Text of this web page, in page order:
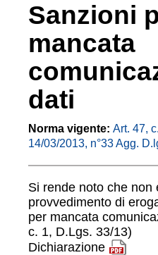
Sanzioni
mancata
dati
Norma vigente: Art. 47,
14/03/2013, n°33 Agg.
Si rende noto che non
provvedimento di
per mancata
c. 1, D.Lgs. 33/13)
Dichiarazione